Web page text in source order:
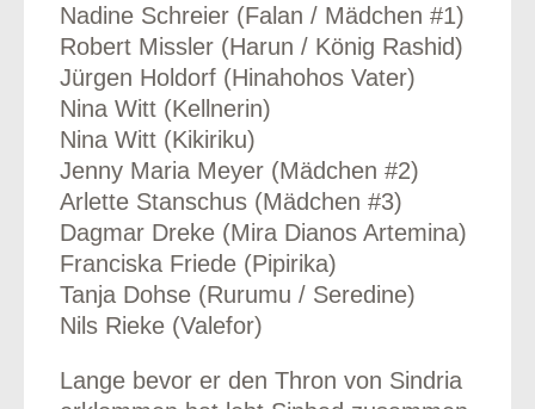
Nadine Schreier (Falan / Mädchen #1)
Robert Missler (Harun / König Rashid)
Jürgen Holdorf (Hinahohos Vater)
Nina Witt (Kellnerin)
Nina Witt (Kikiriku)
Jenny Maria Meyer (Mädchen #2)
Arlette Stanschus (Mädchen #3)
Dagmar Dreke (Mira Dianos Artemina)
Franciska Friede (Pipirika)
Tanja Dohse (Rurumu / Seredine)
Nils Rieke (Valefor)
Lange bevor er den Thron von Sindria